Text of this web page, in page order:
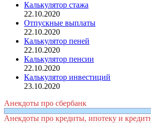
Калькулятор стажа
22.10.2020
Отпускные выплаты
22.10.2020
Калькулятор пеней
22.10.2020
Калькулятор пенсии
22.10.2020
Калькулятор инвестиций
23.10.2020
Анекдоты про сбербанк
Анекдоты про кредиты, ипотеку и